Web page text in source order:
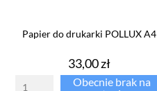
Papier do drukarki POLLUX A4
Cena
33,00 zł
Obecnie brak na